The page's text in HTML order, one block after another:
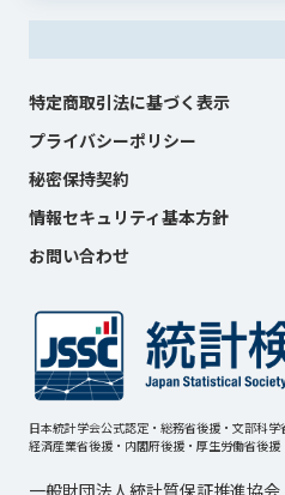
特定商取引法に基づく表示
プライバシーポリシー
秘密保持契約
情報セキュリティ基本方針
お問い合わせ
日本統計学会公式認定・総務省後援・文部科学
経済産業省後援・内閣府後援・厚生労働省後援
一般財団法人統計質保証推進協会